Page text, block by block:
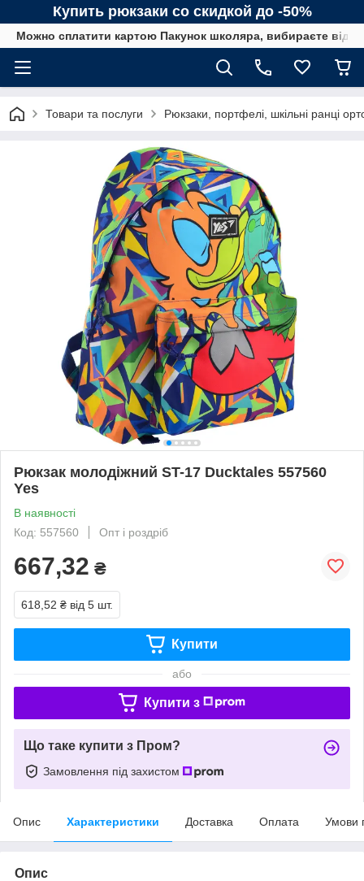
Купить рюкзаки со скидкой до -50%
Можно сплатити картою Пакунок школяра, вибираєте від
Товари та послуги Рюкзаки, портфелі, шкільні ранці
Рюкзак молодіжний ST-17 Ducktales 557560
Yes
В наявності
Код: 557560
Опт і роздріб
667,32 ₴
618,52 ₴ від 5 шт.
Купити
або
Купити з
Що таке купити з Пром?
Замовлення під захистом
Опис Характеристики Доставка Оплата Умови
Опис